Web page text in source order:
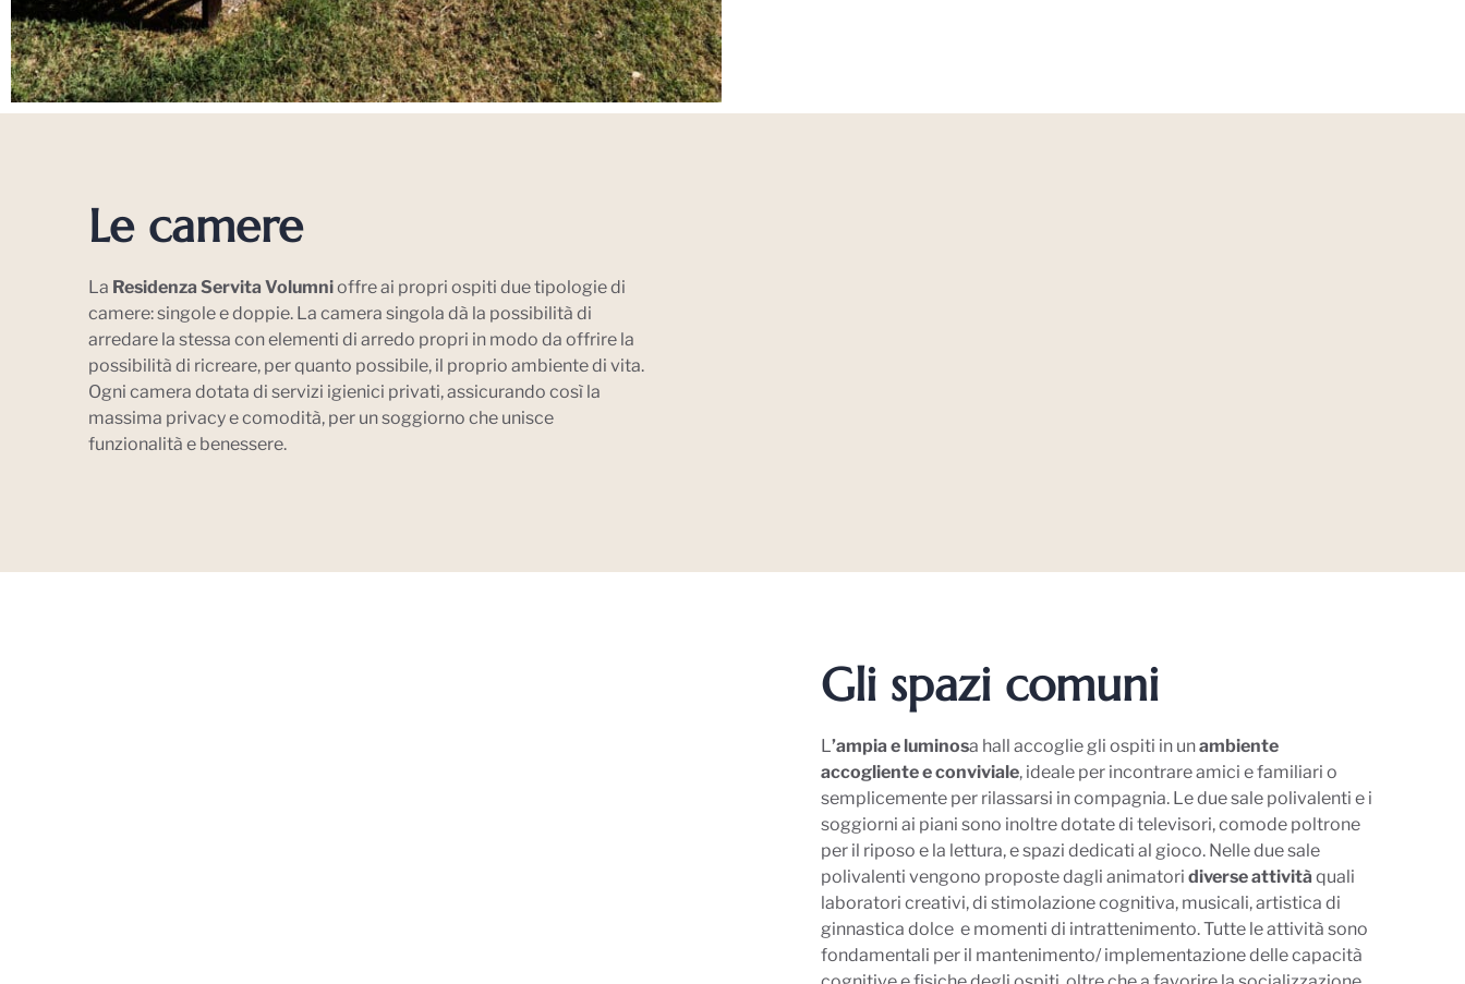
Le camere
La Residenza Servita Volumnioffre ai propri ospiti due tipologie di
camere: singole e doppie. La camera singola dà la possibilità di
arredare la stessa con elementi di arredo propri in modo da offrire la
possibilità di ricreare, per quanto possibile, il proprio ambiente di vita.
Ogni camera dotata di servizi igienici privati, assicurando così la
massima privacy e comodità, per un soggiorno che unisce
funzionalità e benessere.
Gli spazi comuni
L’ampia e luminosa hall accoglie gli ospiti in unambiente
accogliente e conviviale, ideale per incontrare amici e familiari o
semplicemente per rilassarsi in compagnia. Le due sale polivalenti e i
soggiorni ai piani sono inoltre dotate di televisori, comode poltrone
per il riposo e la lettura, e spazi dedicati al gioco. Nelle due sale
polivalenti vengono proposte dagli animatori diverse attività quali
laboratori creativi, di stimolazione cognitiva, musicali, artistica di
ginnastica dolce e momenti di intrattenimento. Tutte le attività sono
fondamentali per il mantenimento/ implementazione delle capacità